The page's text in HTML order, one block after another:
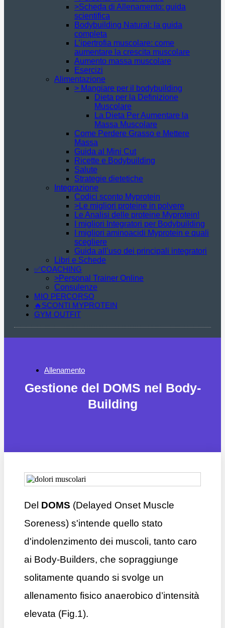
>Scheda di Allenamento: guida
scientifica
Bodybuilding Natural: la guida
completa
L’ipertrofia muscolare: come
aumentare la crescita muscolare
Aumento massa muscolare
Esercizi
Alimentazione
> Mangiare per il bodybuilding
Dieta per la Definizione
Muscolare
La Dieta Per Aumentare la
Massa Muscolare
Come Perdere Grasso e Mettere
Massa
Guida al Mini Cut
Ricette e Bodybuilding
Salute
Strategie dietetiche
Integrazione
Codici sconto Myprotein
>Le migliori proteine in polvere
Le Analisi delle proteine Myprotein!
I migliori Integratori per Bodybuilding
I migliori aminoacidi Myprotein e quali
scegliere
Guida all’uso dei principali integratori
Libri e Schede
✅COACHING
>Personal Trainer Online
Consulenze
MIO PERCORSO
🔥SCONTI MYPROTEIN
GYM OUTFIT
Allenamento
Gestione del DOMS nel Body-
Building
Del DOMS (Delayed Onset Muscle
Soreness) s'intende quello stato
d'indolenzimento dei muscoli, tanto caro
ai Body-Builders, che sopraggiunge
solitamente quando si svolge un
allenamento fisico anaerobico d’intensità
elevata (Fig.1).